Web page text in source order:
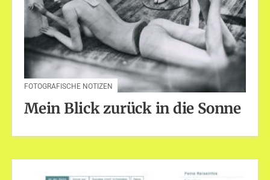
FOTOGRAFISCHE NOTIZEN
Mein Blick zurück in die Sonne